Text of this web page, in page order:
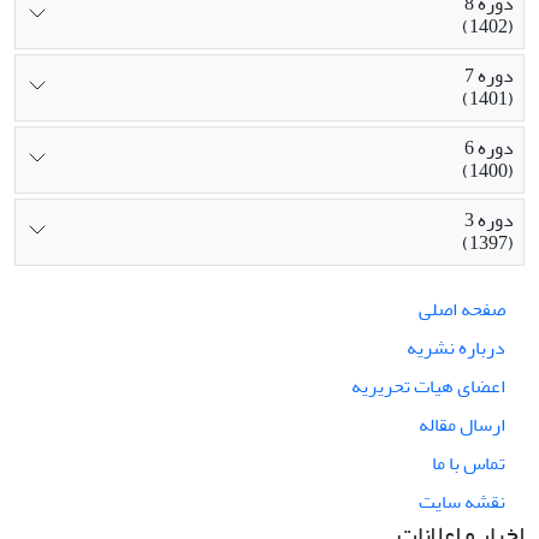
(1402)
دوره 7
(1401)
دوره 6
(1400)
دوره 3
(1397)
صفحه اصلی
درباره نشریه
اعضای هیات تحریریه
ارسال مقاله
تماس با ما
نقشه سایت